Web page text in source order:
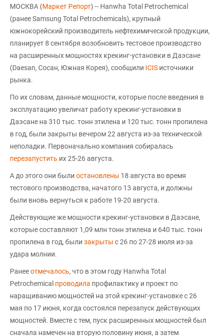
МОСКВА (Маркет Репорт) -- Hanwha Total Petrochemical
(ранее Samsung Total Petrochemicals), крупный
южнокорейский производитель нефтехимической продукции,
планирует 8 сентября возобновить тестовое производство
на расширенных мощностях крекинг-установки в Даэсане
(Daesan, Сосан, Южная Корея), сообщили ICIS источники
рынка.
По их словам, данные мощности, которые после введения в
эксплуатацию увеличат работу крекинг-установки в
Даэсане на 310 тыс. тонн этилена и 120 тыс. тонн пропилена
в год, были закрыты вечером 22 августа из-за технической
неполадки. Первоначально компания собиралась
перезапустить их 25-26 августа.
А до этого они были остановлены 18 августа во время
тестового производства, начатого 13 августа, и должны
были вновь вернуться к работе 19-20 августа.
Действующие же мощности крекинг-установки в Даэсане,
которые составляют 1,09 млн тонн этилена и 640 тыс. тонн
пропилена в год, были закрыты с 26 по 27-28 июля из-за
удара молнии.
Ранееотмечалось, что в этом году Hanwha Total
Petrochemical проводила профилактику и проект по
наращиванию мощностей на этой крекинг-установке с 26
мая по 17 июня, когда состоялся перезапуск действующих
мощностей. Вместе с тем, пуск расширенных мощностей был
сначала намечен на вторую половину июня, а затем